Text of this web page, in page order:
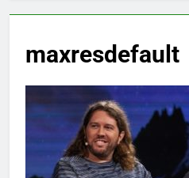
maxresdefault